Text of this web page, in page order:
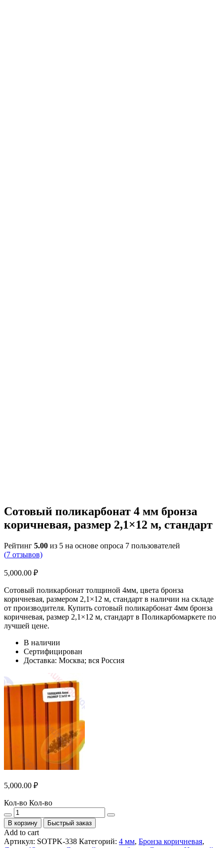
Сотовый поликарбонат 4 мм бронза
коричневая, размер 2,1×12 м, стандарт
Рейтинг 5.00 из 5 на основе опроса 7 пользователей
(7 отзывов)
5,000.00 ₽
Сотовый поликарбонат толщиной 4мм, цвета бронза
коричневая, размером 2,1×12 м, стандарт в наличии на складе
от производителя. Купить сотовый поликарбонат 4мм бронза
коричневая, размер 2,1×12 м, стандарт в Поликарбомаркете по
лучшей цене.
В наличии
Сертифицирован
Доставка: Москва; вся Россия
5,000.00 ₽
Кол-во Кол-во
В корзину Быстрый заказ
Add to cart
Артикул: SOTPK-338 Категорий: 4 мм, Бронза коричневая,